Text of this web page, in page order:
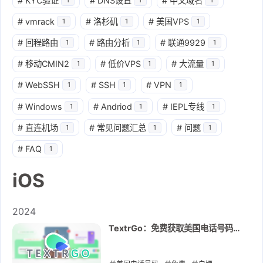
# vmrack 1 # 洛杉矶 1 # 美国VPS 1
# 回程路由 1 # 路由分析 1 # 联通9929 1
# 移动CMIN2 1 # 低价VPS 1 # 大流量 1
# WebSSH 1 # SSH 1 # VPN 1
# Windows 1 # Andriod 1 # IEPL专线 1
# 直连机场 1 # 常见问题汇总 1 # 问题 1
# FAQ 1
iOS
2024
TextrGo：免费获取美国电话号码的